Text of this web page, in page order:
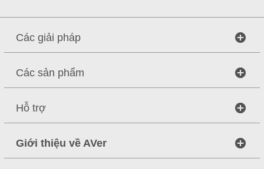
Các giải pháp
Các sản phẩm
Hỗ trợ
Giới thiệu về AVer